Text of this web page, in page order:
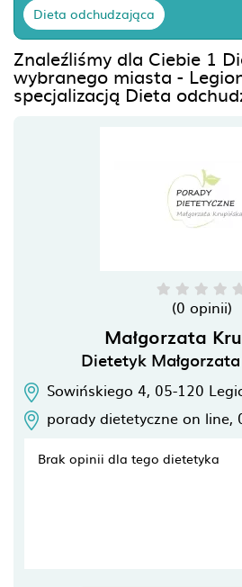
Dieta odchudzająca
Znaleźliśmy dla Ciebie 1
wybranego miasta -
specjalizacją Dieta
(0 opinii)
Małgorzata
Dietetyk
Sowińskiego 4, 05-120
porady dietetyczne on line,
Brak opinii dla tego dietetyka